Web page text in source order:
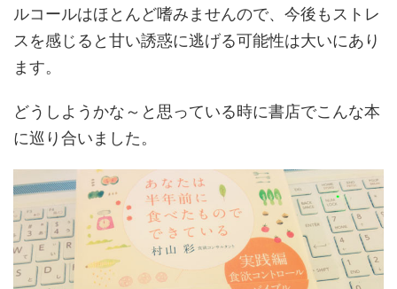
ルコールはほとんど嗜みませんので、今後もストレ
スを感じると甘い誘惑に逃げる可能性は大いにあり
ます。
どうしようかな～と思っている時に書店でこんな本
に巡り合いました。